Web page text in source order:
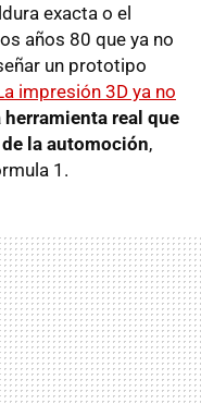
exacta o el
años 80 que ya no
un prototipo
impresión 3D ya no
herramienta real que
la automoción,
1.